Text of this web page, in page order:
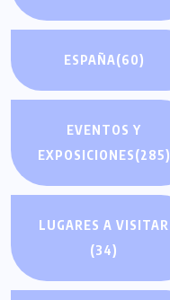
ESPAÑA(60)
EVENTOS Y
EXPOSICIONES(285)
LUGARES A VISITAR
(34)